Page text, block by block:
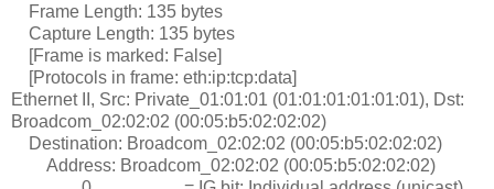
Frame Length: 135 bytes
Capture Length: 135 bytes
[Frame is marked: False]
[Protocols in frame: eth:ip:tcp:data]
Ethernet II, Src: Private_01:01:01 (01:01:01:01:01:01), Dst:
Broadcom_02:02:02 (00:05:b5:02:02:02)
Destination: Broadcom_02:02:02 (00:05:b5:02:02:02)
Address: Broadcom_02:02:02 (00:05:b5:02:02:02)